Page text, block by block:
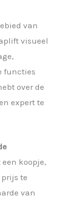
van
visueel
functies
over de
expert te
koopje,
te
van